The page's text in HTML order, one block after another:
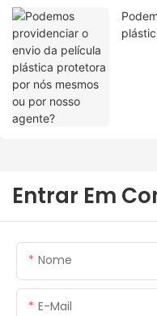
Entrar Em
Nome
E-Mail